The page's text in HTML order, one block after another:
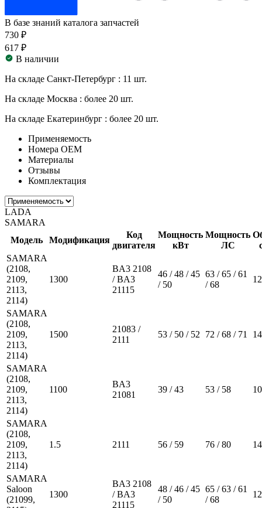
В базе знаний каталога запчастей
730 ₽
617 ₽
В наличии
На складе Санкт-Петербург : 11 шт.
На складе Москва : более 20 шт.
На складе Екатеринбург : более 20 шт.
Применяемость
Номера ОЕМ
Материалы
Отзывы
Комплектация
LADA
SAMARA
Модель
Модификация
Код
двигателя
Мощность
кВт
Мощность
ЛС
SAMARA
(2108,
2109,
2113,
2114)
1300
BA3 2108
/ BA3
21115
46 / 48 / 45
/ 50
63 / 65 / 61
/ 68
SAMARA
(2108,
2109,
2113,
2114)
1500
21083 /
2111
53 / 50 / 52 72 / 68 / 71
SAMARA
(2108,
2109,
2113,
2114)
1100
BA3
21081
39 / 43 53 / 58
SAMARA
(2108,
2109,
2113,
2114)
1.5 2111 56 / 59 76 / 80
SAMARA
Saloon
(21099,
1300
BA3 2108
/ BA3
21115
48 / 46 / 45
/ 50
65 / 63 / 61
/ 68